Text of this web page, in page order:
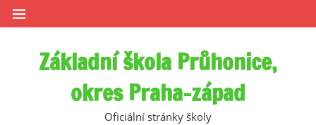
Skip
to
Základní škola Průhonice,
okres Praha-západ
Oficiální stránky školy